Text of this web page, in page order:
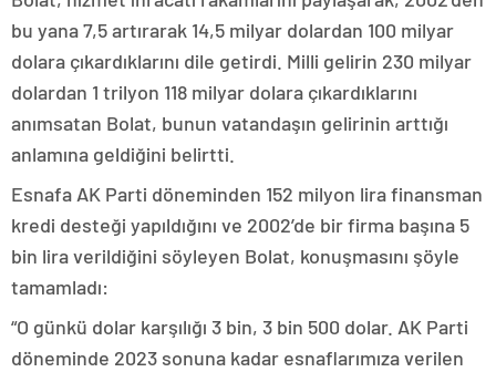
bu yana 7,5 artırarak 14,5 milyar dolardan 100 milyar
dolara çıkardıklarını dile getirdi. Milli gelirin 230 milyar
dolardan 1 trilyon 118 milyar dolara çıkardıklarını
anımsatan Bolat, bunun vatandaşın gelirinin arttığı
anlamına geldiğini belirtti.
Esnafa AK Parti döneminden 152 milyon lira finansman
kredi desteği yapıldığını ve 2002’de bir firma başına 5
bin lira verildiğini söyleyen Bolat, konuşmasını şöyle
tamamladı:
“O günkü dolar karşılığı 3 bin, 3 bin 500 dolar. AK Parti
döneminde 2023 sonuna kadar esnaflarımıza verilen